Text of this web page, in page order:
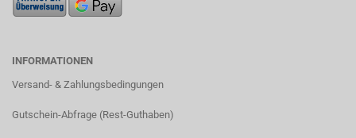
INFORMATIONEN
Versand- & Zahlungsbedingungen​
Gutschein-Abfrage (Rest-Guthaben)